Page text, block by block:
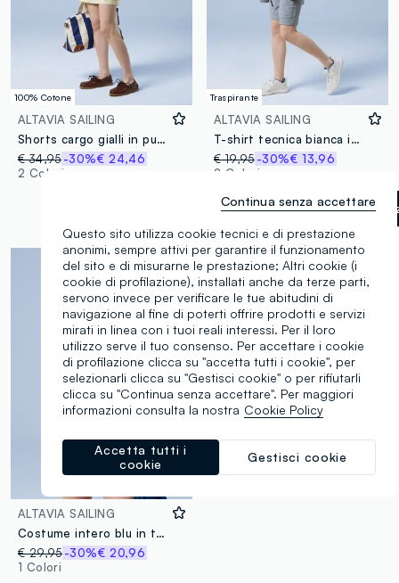
100% Cotone
ALTAVIA SAILING
Shorts cargo gialli in puro cotone con vita elasticizzata ALTAVIA SAILING
€ 34,95-30%€ 24,46
2 Colori
Traspirante
ALTAVIA SAILING
T-shirt tecnica bianca in tessuto elasticizzato ALTAVIA SAILING
€ 19,95 -30%€ 13,96
2 Colori
Bianco ottico
ALTAVIA SAILING
Costume intero blu in tessuto elasticizzato ALTAVIA SAILING
€ 29,95-30%€ 20,96
1 Colori
Questo sito utilizza cookie tecnici e di prestazione
anonimi, sempre attivi per garantire il funzionamento
del sito e di misurarne le prestazione; Altri cookie (i
cookie di profilazione), installati anche da terze parti,
servono invece per verificare le tue abitudini di
navigazione al fine di poterti offrire prodotti e servizi
mirati in linea con i tuoi reali interessi. Per il loro
utilizzo serve il tuo consenso. Per accettare i cookie
di profilazione clicca su "accetta tutti i cookie", per
selezionarli clicca su "Gestisci cookie" o per rifiutarli
clicca su "Continua senza accettare". Per maggiori
informazioni consulta la nostra Cookie Policy
Gestisci cookie
Accetta tutti i
cookie
Continua senza accettare